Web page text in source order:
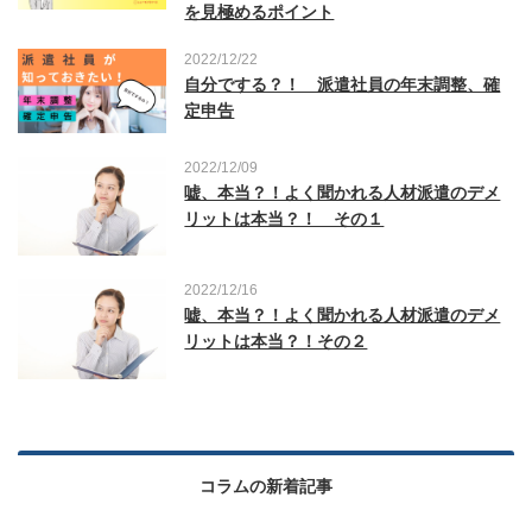
を見極めるポイント
2022/12/22
自分でする？！ 派遣社員の年末調整、確
定申告
2022/12/09
嘘、本当？！よく聞かれる人材派遣のデメ
リットは本当？！ その１
2022/12/16
嘘、本当？！よく聞かれる人材派遣のデメ
リットは本当？！その２
コラムの新着記事